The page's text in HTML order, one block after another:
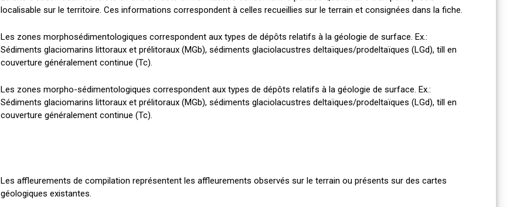
localisable sur le territoire. Ces informations correspondent à celles recueillies sur le terrain et consignées dans la fiche.
Les zones morphosédimentologiques correspondent aux types de dépôts relatifs à la géologie de surface. Ex.:
Sédiments glaciomarins littoraux et prélitoraux (MGb), sédiments glaciolacustres deltaïques/prodeltaïques (LGd), till en
couverture généralement continue (Tc).
Les zones morpho-sédimentologiques correspondent aux types de dépôts relatifs à la géologie de surface. Ex.:
Sédiments glaciomarins littoraux et prélitoraux (MGb), sédiments glaciolacustres deltaïques/prodeltaïques (LGd), till en
couverture généralement continue (Tc).
Les affleurements de compilation représentent les affleurements observés sur le terrain ou présents sur des cartes
géologiques existantes.